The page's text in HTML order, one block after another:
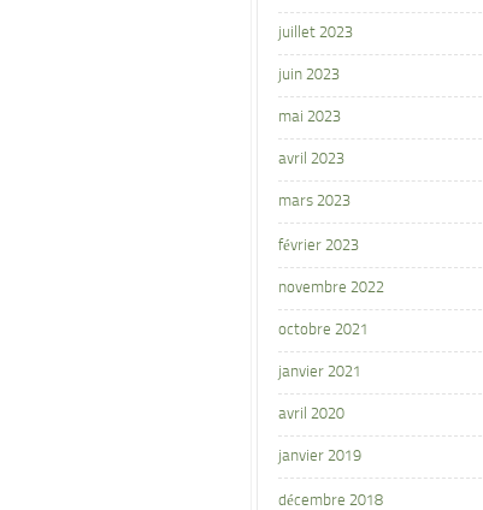
juillet 2023
juin 2023
mai 2023
avril 2023
mars 2023
février 2023
novembre 2022
octobre 2021
janvier 2021
avril 2020
janvier 2019
décembre 2018